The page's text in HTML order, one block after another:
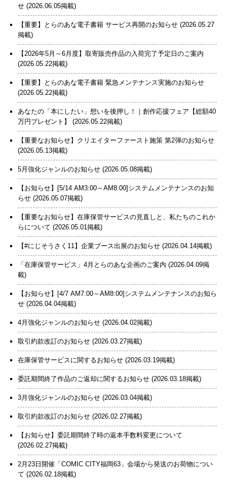
せ (2026.06.05掲載)
【重要】とらのあな電子書籍 サービス再開のお知らせ (2026.05.27
掲載)
【2026年5月～6月度】取寄販売作品の入荷完了予定日のご案内
(2026.05.22掲載)
【重要】とらのあな電子書籍 緊急メンテナンス実施のお知らせ
(2026.05.22掲載)
あなたの「本にしたい」想いを後押し！｜創作応援フェア【総額40
万円プレゼント】
(2026.05.22掲載)
【重要なお知らせ】クリエイターファースト施策 第2弾のお知らせ
(2026.05.13掲載)
5月強化ジャンルのお知らせ (2026.05.08掲載)
【お知らせ】[5/14 AM3:00～AM8:00]システムメンテナンスのお知
らせ (2026.05.07掲載)
【重要なお知らせ】在庫保管サービスの見直しと、私たちのこれか
らについて (2026.05.01掲載)
【#にじそうさく11】企業ブース出展のお知らせ (2026.04.14掲載)
「在庫保管サービス」4月とらのあな企画のご案内 (2026.04.09掲
載)
【お知らせ】[4/7 AM7:00～AM8:00]システムメンテナンスのお知ら
せ (2026.04.04掲載)
4月強化ジャンルのお知らせ (2026.04.02掲載)
取引約款改訂のお知らせ (2026.03.27掲載)
在庫保管サービスに関するお知らせ (2026.03.19掲載)
委託期間終了作品のご返却に関するお知らせ (2026.03.18掲載)
3月強化ジャンルのお知らせ (2026.03.04掲載)
取引約款改訂のお知らせ (2026.02.27掲載)
【お知らせ】委託期間終了時の返本手数料変更について
(2026.02.27掲載)
2月23日開催「COMIC CITY福岡63」会場から発送のお荷物につい
て (2026.02.18掲載)